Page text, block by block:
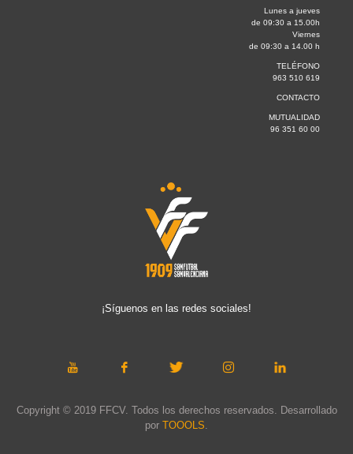
Lunes a jueves
de 09:30 a 15.00h
Viernes
de 09:30 a 14.00 h
TELÉFONO
963 510 619
CONTACTO
MUTUALIDAD
96 351 60 00
¡Síguenos en las redes sociales!
Copyright © 2019 FFCV. Todos los derechos reservados. Desarrollado
por TOOOLS